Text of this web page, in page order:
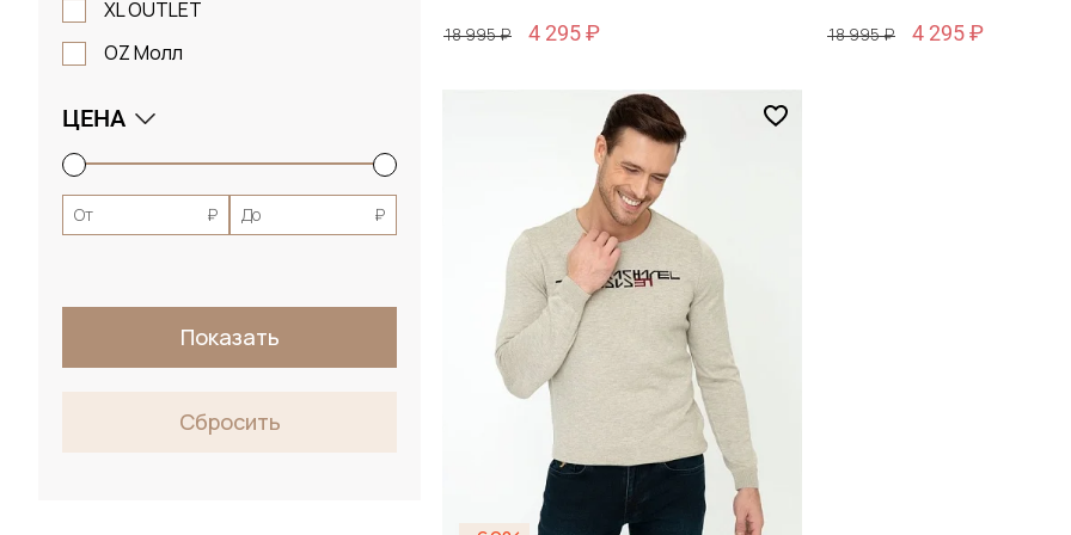
XL OUTLET
OZ Молл
ЦЕНА
От ₽ До ₽
Показать
Сбросить
18 995 ₽ 4 295 ₽
Добавить в корзину
18 995 ₽ 4 295 ₽